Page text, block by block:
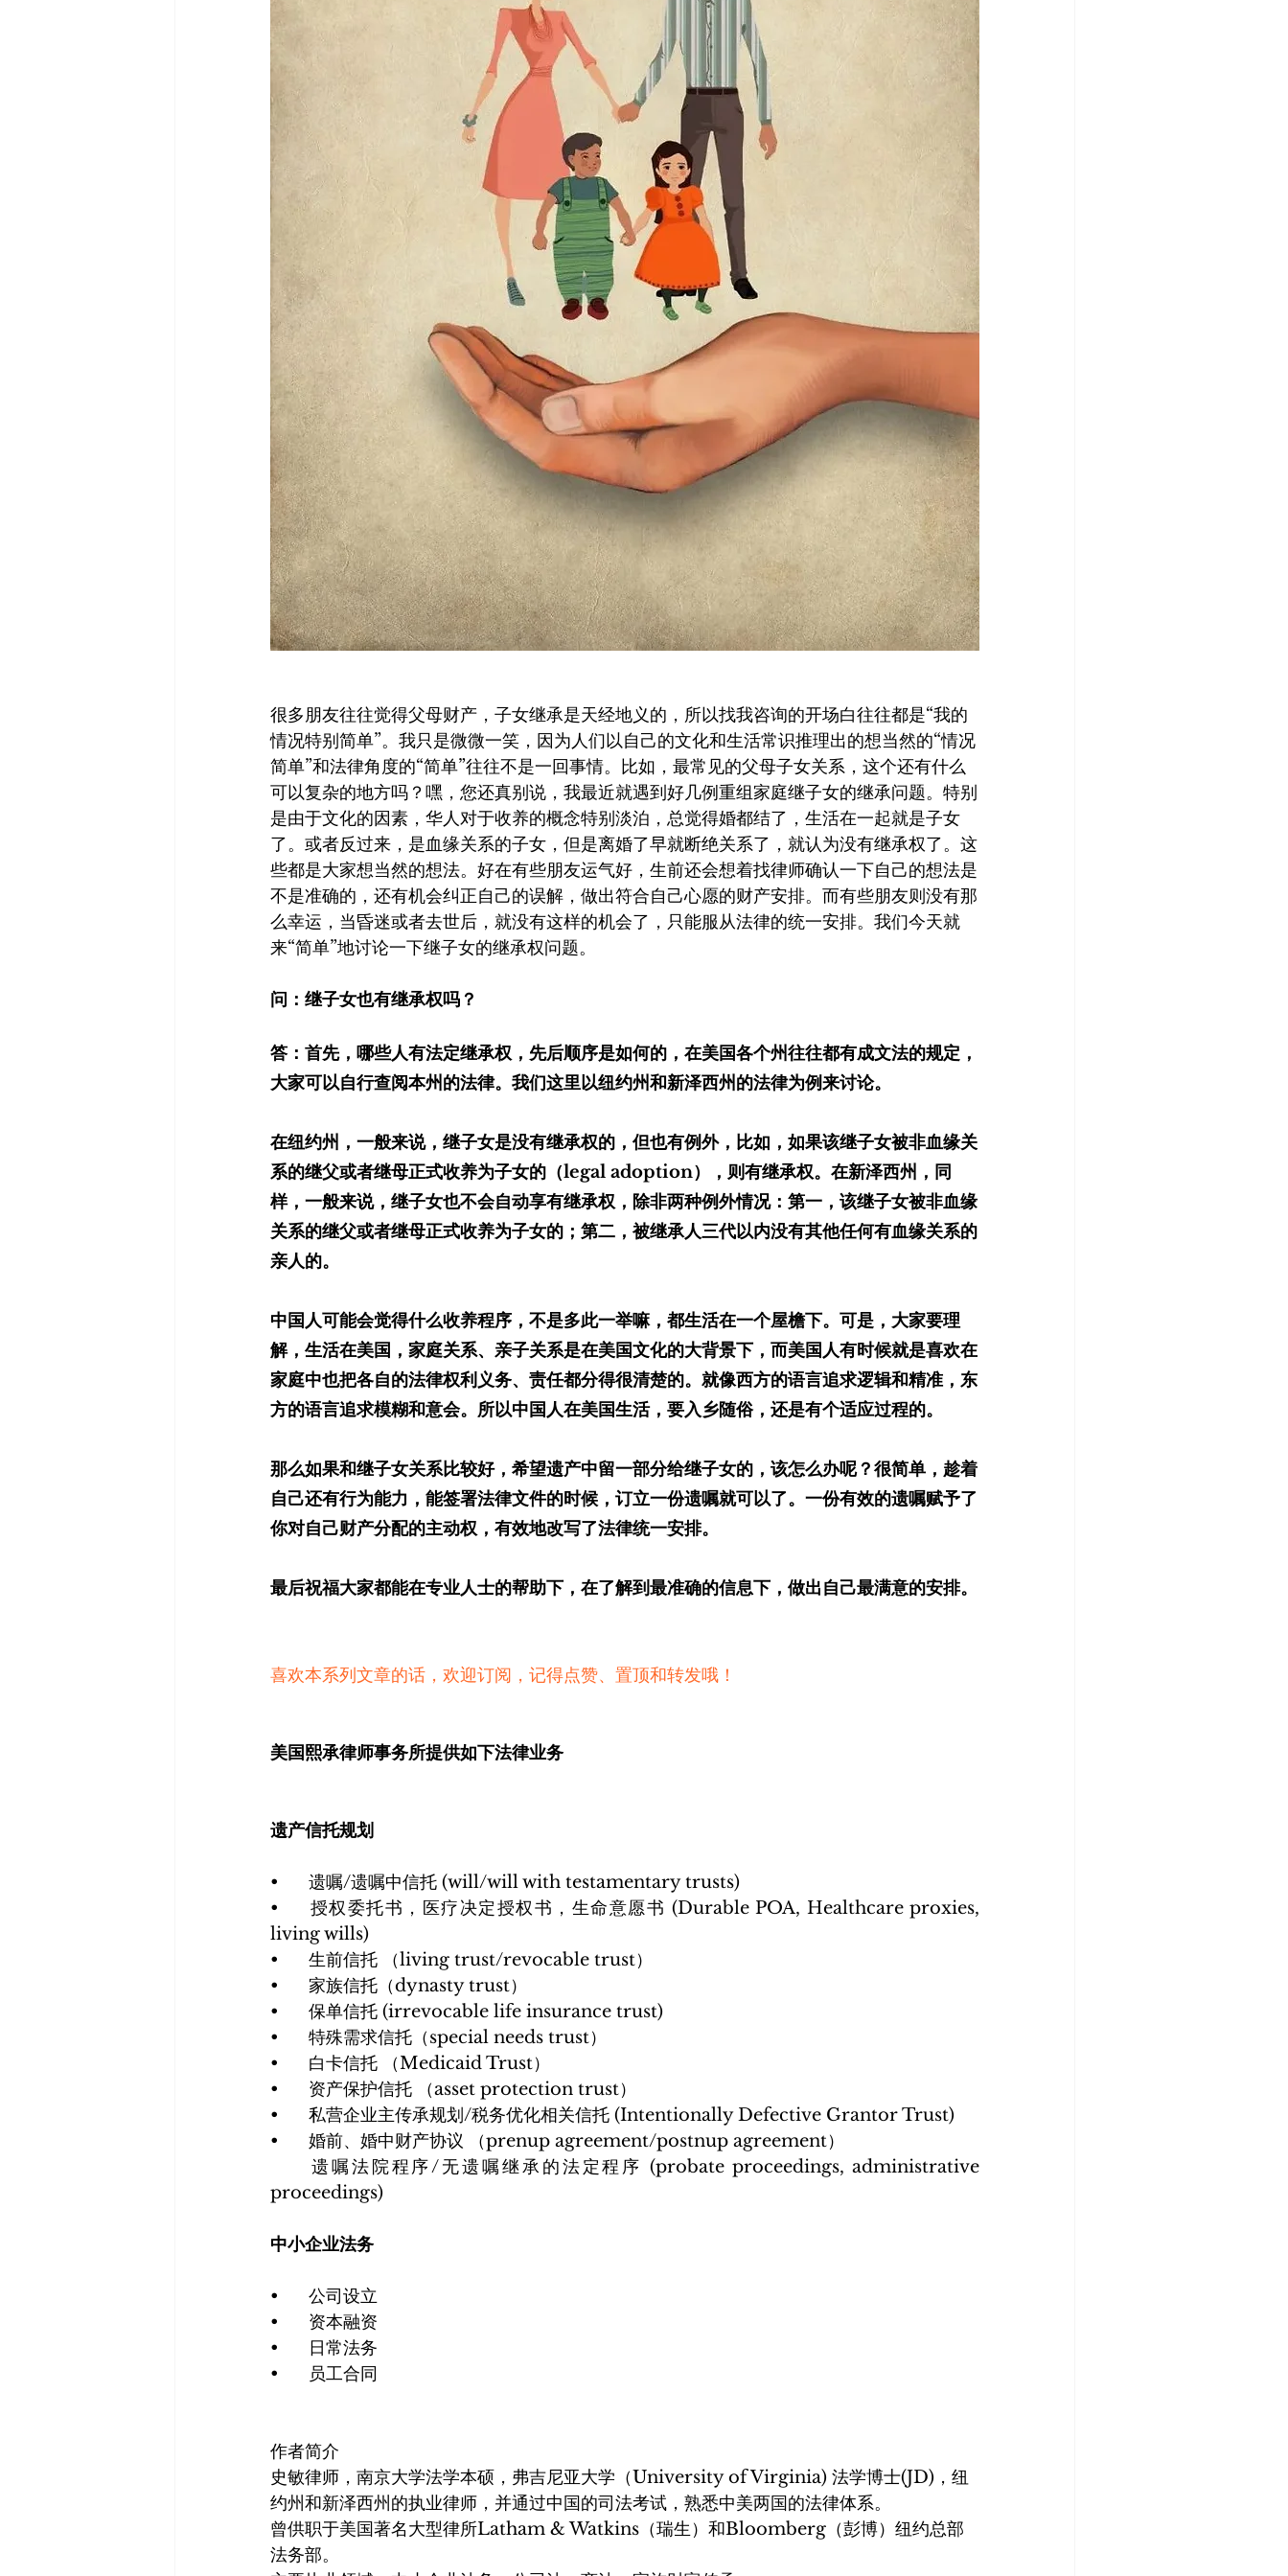
很多朋友往往觉得父母财产，子女继承是天经地义的，所以找我咨询的开场白往往都是“我的
情况特别简单”。我只是微微一笑，因为人们以自己的文化和生活常识推理出的想当然的“情况
简单”和法律角度的“简单”往往不是一回事情。比如，最常见的父母子女关系，这个还有什么
可以复杂的地方吗？嘿，您还真别说，我最近就遇到好几例重组家庭继子女的继承问题。特别
是由于文化的因素，华人对于收养的概念特别淡泊，总觉得婚都结了，生活在一起就是子女
了。或者反过来，是血缘关系的子女，但是离婚了早就断绝关系了，就认为没有继承权了。这
些都是大家想当然的想法。好在有些朋友运气好，生前还会想着找律师确认一下自己的想法是
不是准确的，还有机会纠正自己的误解，做出符合自己心愿的财产安排。而有些朋友则没有那
么幸运，当昏迷或者去世后，就没有这样的机会了，只能服从法律的统一安排。我们今天就
来“简单”地讨论一下继子女的继承权问题。
问：继子女也有继承权吗？
答：首先，哪些人有法定继承权，先后顺序是如何的，在美国各个州往往都有成文法的规定，
大家可以自行查阅本州的法律。我们这里以纽约州和新泽西州的法律为例来讨论。
在纽约州，一般来说，继子女是没有继承权的，但也有例外，比如，如果该继子女被非血缘关
系的继父或者继母正式收养为子女的（legal adoption），则有继承权。在新泽西州，同
样，一般来说，继子女也不会自动享有继承权，除非两种例外情况：第一，该继子女被非血缘
关系的继父或者继母正式收养为子女的；第二，被继承人三代以内没有其他任何有血缘关系的
亲人的。
中国人可能会觉得什么收养程序，不是多此一举嘛，都生活在一个屋檐下。可是，大家要理
解，生活在美国，家庭关系、亲子关系是在美国文化的大背景下，而美国人有时候就是喜欢在
家庭中也把各自的法律权利义务、责任都分得很清楚的。就像西方的语言追求逻辑和精准，东
方的语言追求模糊和意会。所以中国人在美国生活，要入乡随俗，还是有个适应过程的。
那么如果和继子女关系比较好，希望遗产中留一部分给继子女的，该怎么办呢？很简单，趁着
自己还有行为能力，能签署法律文件的时候，订立一份遗嘱就可以了。一份有效的遗嘱赋予了
你对自己财产分配的主动权，有效地改写了法律统一安排。
最后祝福大家都能在专业人士的帮助下，在了解到最准确的信息下，做出自己最满意的安排。
喜欢本系列文章的话，欢迎订阅，记得点赞、置顶和转发哦！
美国熙承律师事务所提供如下法律业务
遗产信托规划
•	遗嘱/遗嘱中信托 (will/will with testamentary trusts)
•	授权委托书，医疗决定授权书，生命意愿书 (Durable POA, Healthcare proxies,
living wills)
•	生前信托 （living trust/revocable trust）
•	家族信托（dynasty trust）
•	保单信托 (irrevocable life insurance trust)
•	特殊需求信托（special needs trust）
•	白卡信托 （Medicaid Trust）
•	资产保护信托 （asset protection trust）
•	私营企业主传承规划/税务优化相关信托 (Intentionally Defective Grantor Trust)
•	婚前、婚中财产协议 （prenup agreement/postnup agreement）
proceedings)
中小企业法务
•	公司设立
•	资本融资
•	日常法务
•	员工合同
作者简介
史敏律师，南京大学法学本硕，弗吉尼亚大学（University of Virginia) 法学博士(JD)，纽
约州和新泽西州的执业律师，并通过中国的司法考试，熟悉中美两国的法律体系。
曾供职于美国著名大型律所Latham & Watkins（瑞生）和Bloomberg（彭博）纽约总部
法务部。